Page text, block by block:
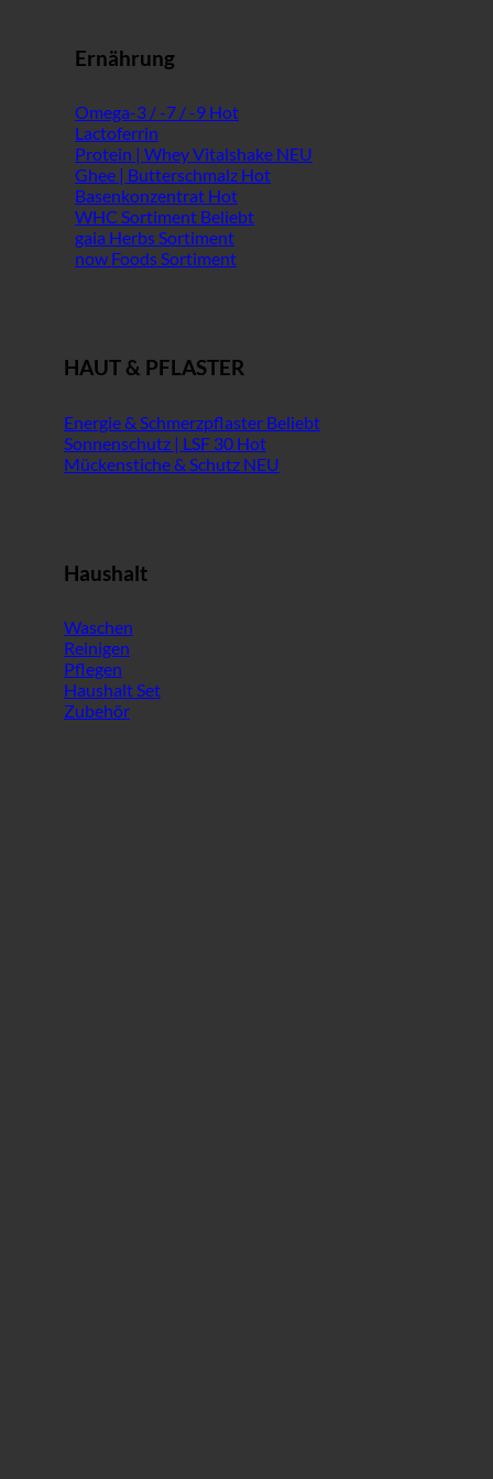
Ernährung
Omega-3 / -7 / -9
Lactoferrin
Protein | Whey Vitalshake
Ghee | Butterschmalz
Basenkonzentrat
WHC Sortiment
gaia Herbs Sortiment
now Foods Sortiment
HAUT & PFLASTER
Energie & Schmerzpflaster
Sonnenschutz | LSF 30
Mückenstiche & Schutz
Haushalt
Waschen
Reinigen
Pflegen
Haushalt Set
Zubehör